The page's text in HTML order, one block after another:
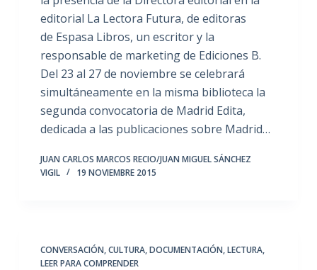
editorial La Lectora Futura, de editoras
de Espasa Libros, un escritor y la
responsable de marketing de Ediciones B.
Del 23 al 27 de noviembre se celebrará
simultáneamente en la misma biblioteca la
segunda convocatoria de Madrid Edita,
dedicada a las publicaciones sobre Madrid…
JUAN CARLOS MARCOS RECIO/JUAN MIGUEL SÁNCHEZ
VIGIL
19 NOVIEMBRE 2015
CONVERSACIÓN,CULTURA,DOCUMENTACIÓN,LECTURA,
LEER PARA COMPRENDER